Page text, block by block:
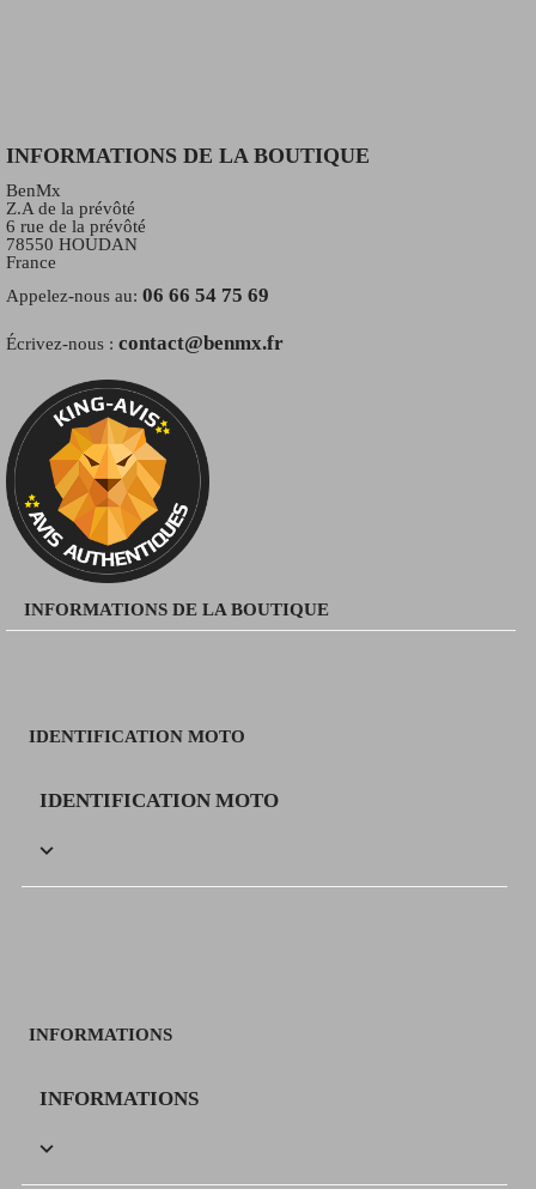
INFORMATIONS DE LA BOUTIQUE
BenMx
Z.A de la prévôté
6 rue de la prévôté
78550 HOUDAN
France
Appelez-nous au: 06 66 54 75 69
Écrivez-nous : contact@benmx.fr
INFORMATIONS DE LA BOUTIQUE
IDENTIFICATION MOTO
IDENTIFICATION MOTO

INFORMATIONS
INFORMATIONS
